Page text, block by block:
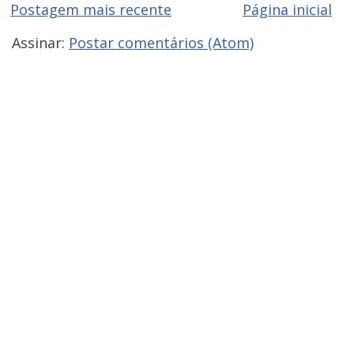
Postagem mais recente
Página inicial
Assinar: Postar comentários (Atom)